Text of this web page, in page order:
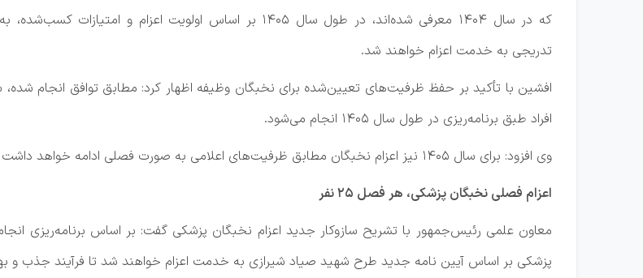
که در سال ۱۴۰۴ معرفی شده‌اند، در طول سال ۱۴۰۵ بر اساس اولویت اعزام و امتیازات
تدریجی به خدمت اعزام خواهند شد.
افراد طبق برنامه‌ریزی در طول سال ۱۴۰۵ انجام می‌شود.
وی افزود: برای سال ۱۴۰۵ نیز اعزام نخبگان مطابق ظرفیت‌های اعلامی به صورت فصلی ادامه خواهد داشت و روند پذیرش و اعزام متوقف نخواهد شد.
اعزام فصلی نخبگان پزشکی، هر فصل ۲۵ نفر
پزشکی بر اساس آیین نامه جدید طرح شهید صیاد شیرازی به خدمت اعزام خواهند شد تا فرآیند جذب